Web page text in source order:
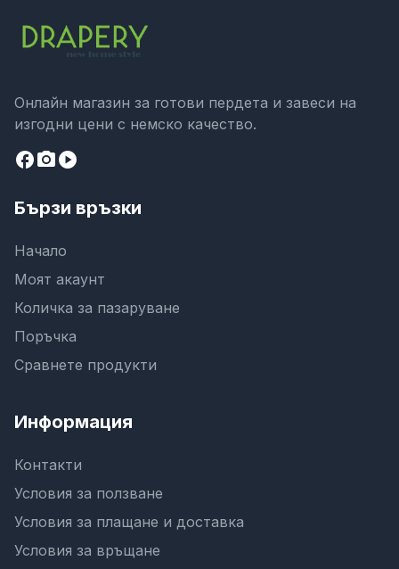
Онлайн магазин за готови пердета и завеси на
изгодни цени с немско качество.
facebookcamera_altplay_circle
Бързи връзки
Начало
Моят акаунт
Количка за пазаруване
Поръчка
Сравнете продукти
Информация
Контакти
Условия за ползване
Условия за плащане и доставка
Условия за връщане